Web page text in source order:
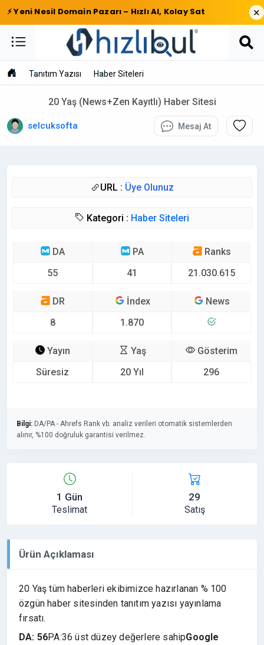
⚡ Yeni Nesil Domain Pazarı – Hızlı Al, Kolay Sat ×
Tanıtım Yazısı Haber Siteleri
20 Yaş (News+Zen Kayıtlı) Haber Sitesi
selcuksofta Mesaj At
URL : Üye Olunuz
Kategori : Haber Siteleri
DA
55
PA
41
Ranks
21.030.615
DR
8
İndex
1.870
News
Yayın
Süresiz
Yaş
20 Yıl
Gösterim
296
Bilgi: DA/PA - Ahrefs Rank vb. analiz verileri otomatik sistemlerden
alınır, %100 doğruluk garantisi verilmez.
1 Gün
Teslimat
29
Satış
Ürün Açıklaması
20 Yaş tüm haberleri ekibimizce hazırlanan % 100
özgün haber sitesinden tanıtım yazısı yayınlama
fırsatı.
DA: 56PA:36 üst düzey değerlere sahipGoogle